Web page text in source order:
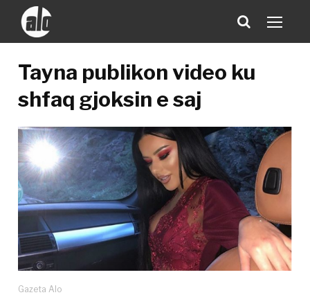
Tayna publikon video ku
shfaq gjoksin e saj
Gazeta Alo